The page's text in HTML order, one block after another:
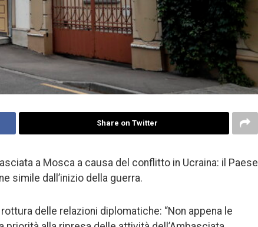
Share on Twitter
a Mosca a causa del conflitto in Ucraina: il Paese
simile dall’inizio della guerra.
delle relazioni diplomatiche: “Non appena le